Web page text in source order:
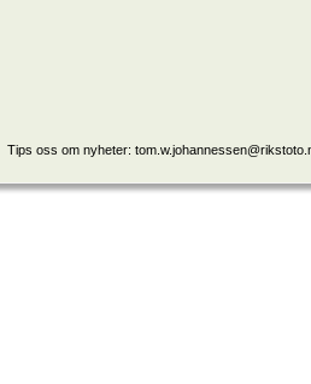
Tips oss om nyheter: